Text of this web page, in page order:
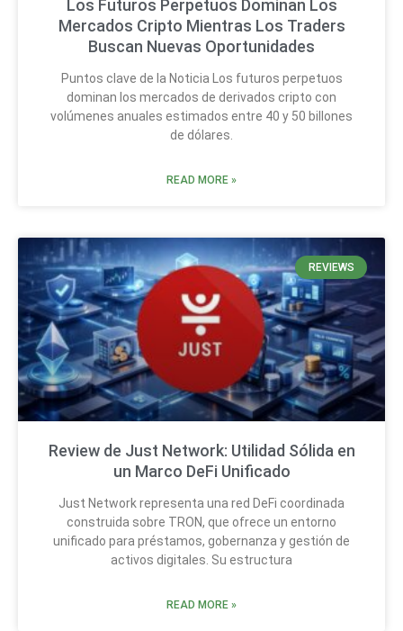
Los Futuros Perpetuos Dominan Los
Mercados Cripto Mientras Los Traders
Buscan Nuevas Oportunidades
Puntos clave de la Noticia Los futuros perpetuos
dominan los mercados de derivados cripto con
volúmenes anuales estimados entre 40 y 50 billones
de dólares.
READ MORE »
REVIEWS
Review de Just Network: Utilidad Sólida en
un Marco DeFi Unificado
Just Network representa una red DeFi coordinada
construida sobre TRON, que ofrece un entorno
unificado para préstamos, gobernanza y gestión de
activos digitales. Su estructura
READ MORE »